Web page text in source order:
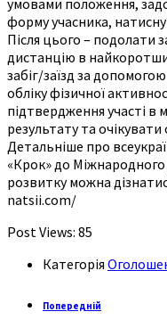
форму учасника,
Після цього – подолати
дистанцію в
забіг/заїзд за
обліку фізичної
підтвердження участі в
результату та
Детальніше про
«Крок» до
розвитку можна
natsii.com/
Post Views: 85
Категорія
Попередній